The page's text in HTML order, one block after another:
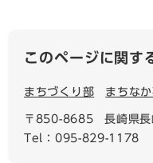
このページに関す
まちづくり部 まちな
〒850-8685
長崎県
Tel：095-829-1178